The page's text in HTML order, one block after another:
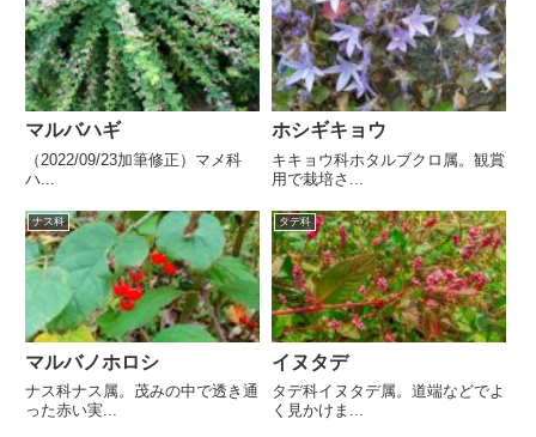
マルバハギ
（2022/09/23加筆修正）マメ科
ハ...
ホシギキョウ
キキョウ科ホタルブクロ属。観賞
用で栽培さ...
ナス科
マルバノホロシ
ナス科ナス属。茂みの中で透き通
った赤い実...
タデ科
イヌタデ
タデ科イヌタデ属。道端などでよ
く見かけま...